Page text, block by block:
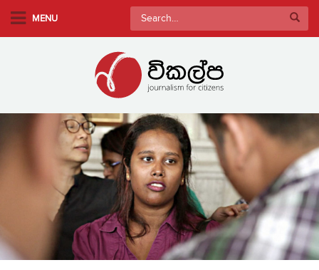
m
t
e
MENU
Search
for: